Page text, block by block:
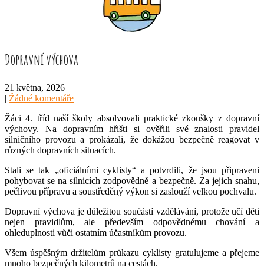
Dopravní výchova
21 května, 2026
| Žádné komentáře
Žáci 4. tříd naší školy absolvovali praktické zkoušky z dopravní
výchovy. Na dopravním hřišti si ověřili své znalosti pravidel
silničního provozu a prokázali, že dokážou bezpečně reagovat v
různých dopravních situacích.
Stali se tak „oficiálními cyklisty“ a potvrdili, že jsou připraveni
pohybovat se na silnicích zodpovědně a bezpečně. Za jejich snahu,
pečlivou přípravu a soustředěný výkon si zaslouží velkou pochvalu.
Dopravní výchova je důležitou součástí vzdělávání, protože učí děti
nejen pravidlům, ale především odpovědnému chování a
ohleduplnosti vůči ostatním účastníkům provozu.
Všem úspěšným držitelům průkazu cyklisty gratulujeme a přejeme
mnoho bezpečných kilometrů na cestách.